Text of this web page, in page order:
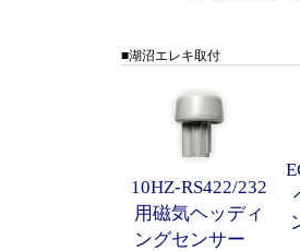
■湖沼エレキ取付
10HZ-RS422/232
用磁気ヘッディ
ングセンサー